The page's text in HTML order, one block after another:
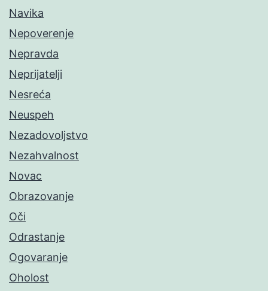
Navika
Nepoverenje
Nepravda
Neprijatelji
Nesreća
Neuspeh
Nezadovoljstvo
Nezahvalnost
Novac
Obrazovanje
Oči
Odrastanje
Ogovaranje
Oholost